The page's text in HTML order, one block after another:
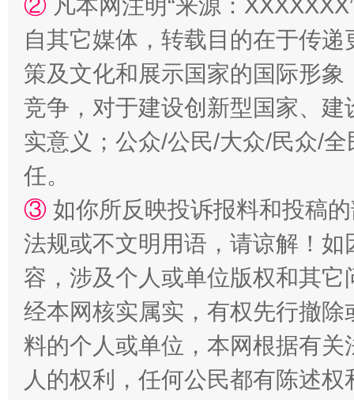
扯下公款旅游的“隐身衣” 如何以
“蜀中异人”王建安的艺术幻境
② 凡本网注明“来源：
自其它媒体，转载目的在于传
策及文化和展示国家的国际形
竞争，对于建设创新型国家、
实意义；公众/公民/大众/民众/
任。
③ 如你所反映投诉报料和投稿
法规或不文明用语，请谅解！
容，涉及个人或单位版权和其它
经本网核实属实，有权先行撤
料的个人或单位，本网根据有
人的权利，任何公民都有陈述